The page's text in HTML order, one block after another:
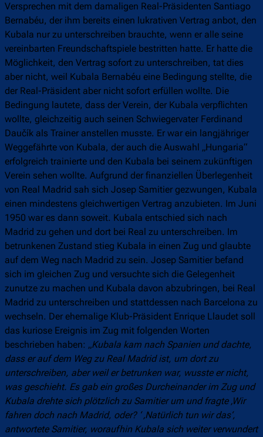
Versprechen mit dem damaligen Real-Präsidenten Santiago
Bernabéu, der ihm bereits einen lukrativen Vertrag anbot, den
Kubala nur zu unterschreiben brauchte, wenn er alle seine
vereinbarten Freundschaftspiele bestritten hatte. Er hatte die
Möglichkeit, den Vertrag sofort zu unterschreiben, tat dies
aber nicht, weil Kubala Bernabéu eine Bedingung stellte, die
der Real-Präsident aber nicht sofort erfüllen wollte. Die
Bedingung lautete, dass der Verein, der Kubala verpflichten
wollte, gleichzeitig auch seinen Schwiegervater Ferdinand
Daučík als Trainer anstellen musste. Er war ein langjähriger
Weggefährte von Kubala, der auch die Auswahl „Hungaria“
erfolgreich trainierte und den Kubala bei seinem zukünftigen
Verein sehen wollte. Aufgrund der finanziellen Überlegenheit
von Real Madrid sah sich Josep Samitier gezwungen, Kubala
einen mindestens gleichwertigen Vertrag anzubieten. Im Juni
1950 war es dann soweit. Kubala entschied sich nach
Madrid zu gehen und dort bei Real zu unterschreiben. Im
betrunkenen Zustand stieg Kubala in einen Zug und glaubte
auf dem Weg nach Madrid zu sein. Josep Samitier befand
sich im gleichen Zug und versuchte sich die Gelegenheit
zunutze zu machen und Kubala davon abzubringen, bei Real
Madrid zu unterschreiben und stattdessen nach Barcelona zu
wechseln. Der ehemalige Klub-Präsident Enrique Llaudet soll
das kuriose Ereignis im Zug mit folgenden Worten
beschrieben haben: „Kubala kam nach Spanien und dachte,
dass er auf dem Weg zu Real Madrid ist, um dort zu
unterschreiben, aber weil er betrunken war, wusste er nicht,
was geschieht. Es gab ein großes Durcheinander im Zug und
Kubala drehte sich plötzlich zu Samitier um und fragte ‚Wir
fahren doch nach Madrid, oder? ‘ ‚Natürlich tun wir das‘,
antwortete Samitier, woraufhin Kubala sich weiter verwundert